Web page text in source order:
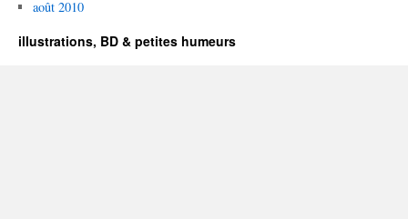
août 2010
illustrations, BD & petites humeurs